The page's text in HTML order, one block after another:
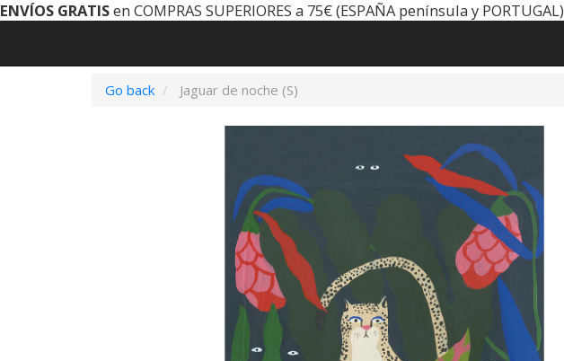
ENVÍOS GRATISen COMPRAS SUPERIORES a 75€ (ESPAÑA península y PORTUGAL)
Go back Jaguar de noche (S)